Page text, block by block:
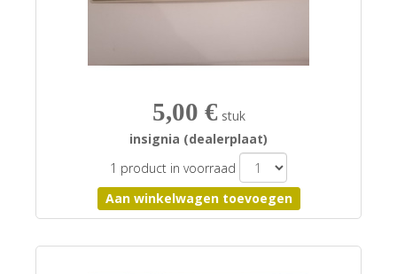
5,00 € stuk
insignia (dealerplaat)
1 product in voorraad